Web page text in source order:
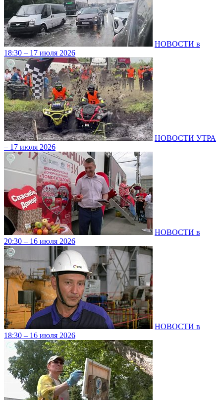
НОВОСТИ в
18:30 – 17 июля 2026
НОВОСТИ УТРА
– 17 июля 2026
НОВОСТИ в
20:30 – 16 июля 2026
НОВОСТИ в
18:30 – 16 июля 2026